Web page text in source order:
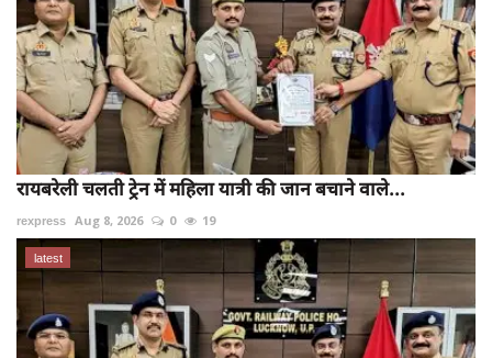
रायबरेली चलती ट्रेन में महिला यात्री की जान बचाने वाले...
rexpress Aug 8, 2026 0 19
latest